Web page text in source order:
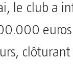
le club a
euros
clôturant